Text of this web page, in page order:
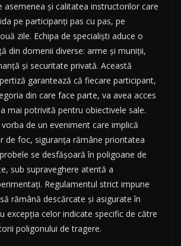
asemenea și calitatea instructorilor care
pe participanți pas cu pas, pe
zile. Echipa de specialiști aduce o
din domenii diverse: arme și muniții,
și securitate privată. Această
garantează că fiecare participant,
din care face parte, va avea acces
mai potrivită pentru obiectivele sale.
de un eveniment care implică
de foc, siguranța rămâne prioritatea
se desfășoară în poligoane de
sub supraveghere atentă a
Regulamentul strict impune
rămână descărcate și asigurate în
excepția celor indicate specific de către
poligonului de tragere.